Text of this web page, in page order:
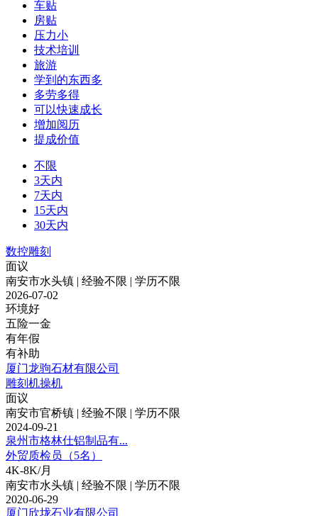
车贴
房贴
压力小
技术培训
旅游
学到的东西多
多劳多得
可以快速成长
增加阅历
提成价值
不限
3天内
7天内
15天内
30天内
数控雕刻
面议
南安市水头镇 | 经验不限 | 学历不限
2026-07-02
环境好
五险一金
有年假
有补助
厦门龙驹石材有限公司
雕刻机操机
面议
南安市官桥镇 | 经验不限 | 学历不限
2024-09-21
泉州市格林仕铝制品有...
外贸质检员（5名）
4K-8K/月
南安市水头镇 | 经验不限 | 学历不限
2020-06-29
厦门欣垅石业有限公司